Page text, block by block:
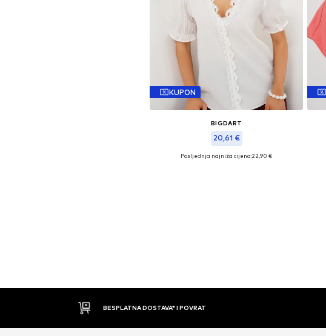
KUPON
BIGDART
20,61 €
Dostupne veličine: M
Posljednja najniža cijena:22,90 €
BESPLATNA DOSTAVA* I POVRAT